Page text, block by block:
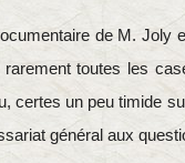
de M. Joly
toutes les
certes un peu timide
général aux